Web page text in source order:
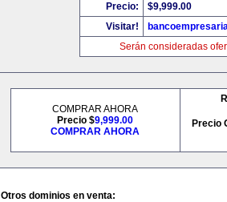
Precio:
$9,999.00
Visitar!
Serán consideradas
COMPRAR AHORA
Precio $9,999.00
COMPRAR AHORA
Precio
Otros dominios en venta: